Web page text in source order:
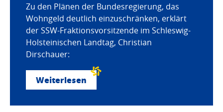
Zu den Plänen der Bundesregierung, das
Wohngeld deutlich einzuschränken, erklärt
der SSW-Fraktionsvorsitzende im Schleswig-
Holsteinischen Landtag, Christian
Dirschauer:
Weiterlesen